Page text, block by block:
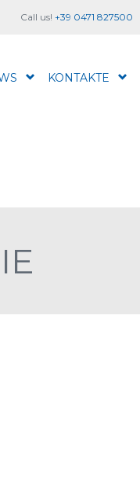
KONTAKTE
Call us! +39 0471 827500